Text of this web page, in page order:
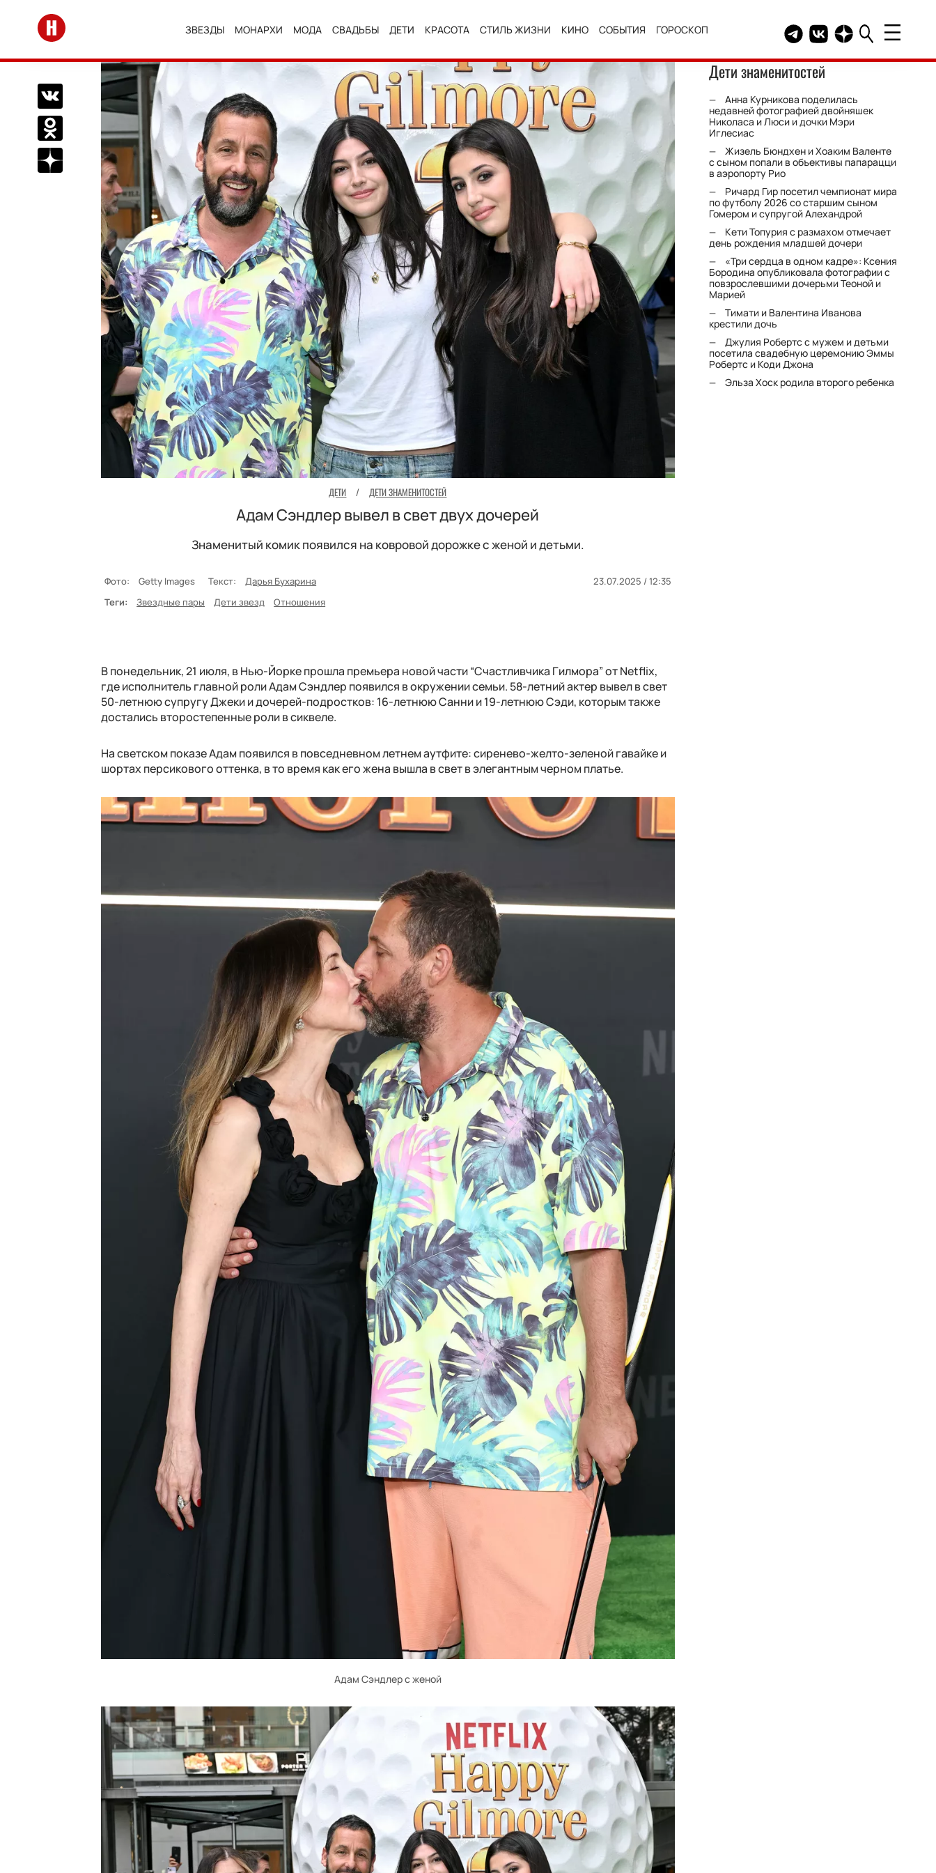
Перейти на главную
ЗВЕЗДЫ МОНАРХИ МОДА СВАДЬБЫ ДЕТИ КРАСОТА СТИЛЬ ЖИЗНИ КИНО СОБЫТИЯ ГОРОСКОП Telegram канал HELLO
Группа HELLO
Канал HELLO в
Поделиться Вконтакте
Поделиться в Одноклассниках
Подписаться на нас в Дзен
ДЕТИ / ДЕТИ ЗНАМЕНИТОСТЕЙ
Адам Сэндлер вывел в свет двух дочерей
Знаменитый комик появился на ковровой дорожке с женой и детьми.
Фото: Getty Images Текст: Дарья Бухарина
23.07.2025 / 12:35
Теги:
Звездные пары Дети звезд Отношения
В понедельник, 21 июля, в Нью-Йорке прошла премьера новой части “Счастливчика Гилмора” от Netflix,
где исполнитель главной роли Адам Сэндлер появился в окружении семьи. 58-летний актер вывел в свет
50-летнюю супругу Джеки и дочерей-подростков: 16-летнюю Санни и 19-летнюю Сэди, которым также
достались второстепенные роли в сиквеле.
На светском показе Адам появился в повседневном летнем аутфите: сиренево-желто-зеленой гавайке и
шортах персикового оттенка, в то время как его жена вышла в свет в элегантным черном платье.
Адам Сэндлер с женой
Дети знаменитостей
Анна Курникова поделилась
недавней фотографией двойняшек
Николаса и Люси и дочки Мэри
Иглесиас
Жизель Бюндхен и Хоаким Валенте
с сыном попали в объективы папарацци
в аэропорту Рио
Ричард Гир посетил чемпионат мира
по футболу 2026 со старшим сыном
Гомером и супругой Алехандрой
Кети Топурия с размахом отмечает
день рождения младшей дочери
«Три сердца в одном кадре»: Ксения
Бородина опубликовала фотографии с
повзрослевшими дочерьми Теоной и
Марией
Тимати и Валентина Иванова
крестили дочь
Джулия Робертс с мужем и детьми
посетила свадебную церемонию Эммы
Робертс и Коди Джона
Эльза Хоск родила второго ребенка